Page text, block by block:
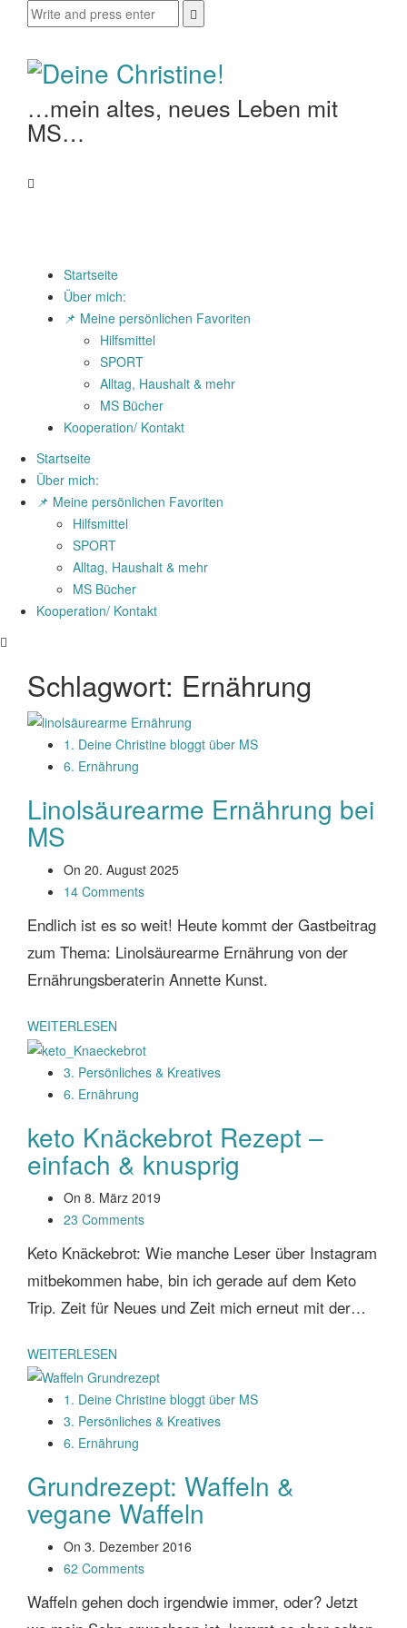
…mein altes, neues Leben mit
MS…
Startseite
Über mich:
📌 Meine persönlichen Favoriten
Hilfsmittel
SPORT
Alltag, Haushalt & mehr
MS Bücher
Kooperation/ Kontakt
Startseite
Über mich:
📌 Meine persönlichen Favoriten
Hilfsmittel
SPORT
Alltag, Haushalt & mehr
MS Bücher
Kooperation/ Kontakt
Schlagwort: Ernährung
1. Deine Christine bloggt über MS
6. Ernährung
Linolsäurearme Ernährung bei
MS
On 20. August 2025
14 Comments
Endlich ist es so weit! Heute kommt der Gastbeitrag
zum Thema: Linolsäurearme Ernährung von der
Ernährungsberaterin Annette Kunst.
WEITERLESEN
3. Persönliches & Kreatives
6. Ernährung
keto Knäckebrot Rezept –
einfach & knusprig
On 8. März 2019
23 Comments
Keto Knäckebrot: Wie manche Leser über Instagram
mitbekommen habe, bin ich gerade auf dem Keto
Trip. Zeit für Neues und Zeit mich erneut mit der…
WEITERLESEN
1. Deine Christine bloggt über MS
3. Persönliches & Kreatives
6. Ernährung
Grundrezept: Waffeln &
vegane Waffeln
On 3. Dezember 2016
62 Comments
Waffeln gehen doch irgendwie immer, oder? Jetzt